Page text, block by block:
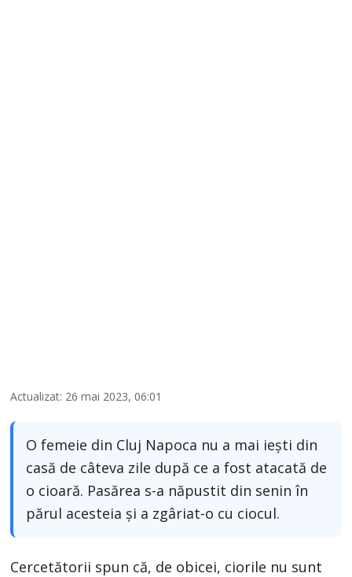
Actualizat: 26 mai 2023, 06:01
O femeie din Cluj Napoca nu a mai iești din
casă de câteva zile după ce a fost atacată de
o cioară. Pasărea s-a năpustit din senin în
părul acesteia şi a zgâriat-o cu ciocul.
Cercetătorii spun că, de obicei, ciorile nu sunt